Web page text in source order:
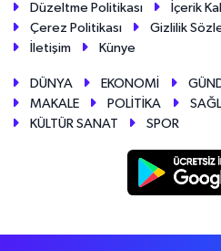
Düzeltme Politikası
İçerik
Çerez Politikası
Gizlilik
İletişim
Künye
DÜNYA EKONOMİ
MAKALE
POLİTİKA
KÜLTÜR SANAT
SPOR